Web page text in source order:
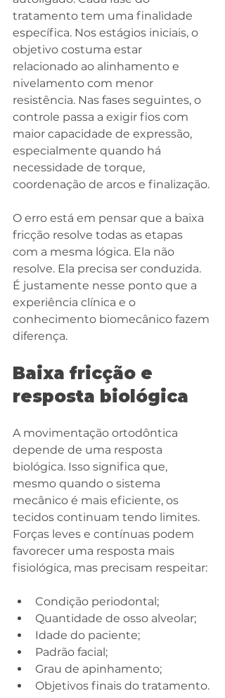
tratamento tem uma finalidade
específica. Nos estágios iniciais, o
objetivo costuma estar
relacionado ao alinhamento e
nivelamento com menor
resistência. Nas fases seguintes, o
controle passa a exigir fios com
maior capacidade de expressão,
especialmente quando há
necessidade de torque,
coordenação de arcos e finalização.
O erro está em pensar que a baixa
fricção resolve todas as etapas
com a mesma lógica. Ela não
resolve. Ela precisa ser conduzida.
É justamente nesse ponto que a
experiência clínica e o
conhecimento biomecânico fazem
diferença.
Baixa fricção e
resposta biológica
A movimentação ortodôntica
depende de uma resposta
biológica. Isso significa que,
mesmo quando o sistema
mecânico é mais eficiente, os
tecidos continuam tendo limites.
Forças leves e contínuas podem
favorecer uma resposta mais
fisiológica, mas precisam respeitar:
Condição periodontal;
Quantidade de osso alveolar;
Idade do paciente;
Padrão facial;
Grau de apinhamento;
Objetivos finais do tratamento.